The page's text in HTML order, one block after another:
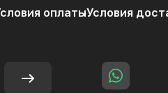
оплатыУсловия